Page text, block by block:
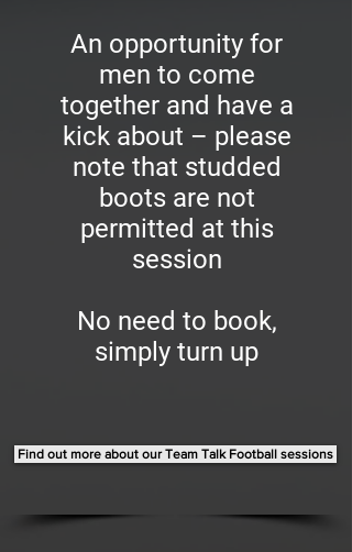
An opportunity for
men to come
together and have a
kick about – please
note that studded
boots are not
permitted at this
session
No need to book,
simply turn up
Find out more about our Team Talk Football sessions